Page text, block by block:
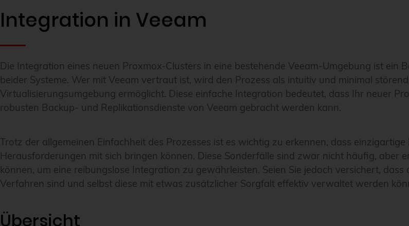
Integration in Veeam
Die Integration eines neuen Proxmox-Clusters in eine bestehende Veeam-Umgebung ist ein
beider Systeme. Wer mit Veeam vertraut ist, wird den Prozess als intuitiv und minimal
Virtualisierungsumgebung ermöglicht. Diese einfache Integration bedeutet, dass Ihr neuer
robusten Backup- und Replikationsdienste von Veeam gebracht werden kann.
Trotz der allgemeinen Einfachheit des Prozesses ist es wichtig zu erkennen, dass
Herausforderungen mit sich bringen können. Diese Sonderfälle sind zwar nicht häufig, aber
können, um eine reibungslose Integration zu gewährleisten. Seien Sie jedoch versichert,
Verfahren sind und selbst diese mit etwas zusätzlicher Sorgfalt effektiv verwaltet werden
Übersicht